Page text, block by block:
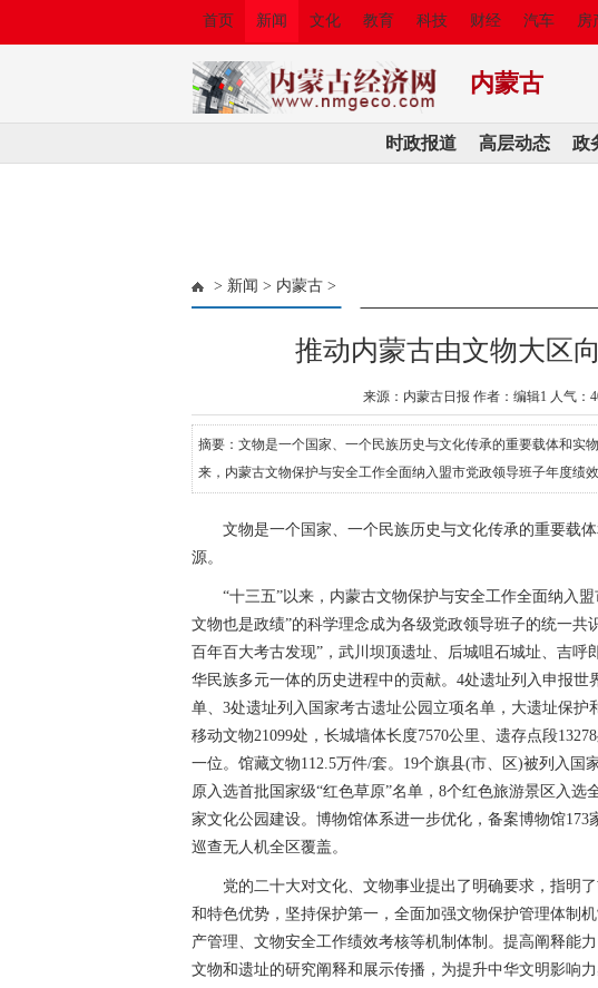
首页 新闻 文化 教育 科技 财经 汽车 房
内蒙古
时政报道 高层动态 政
> 新闻 > 内蒙古 >
推动内蒙古由文物大区
来源：内蒙古日报 作者：编辑1 人气：
摘要：文物是一个国家、一个民族历史与文化传承的重要载体和实
来，内蒙古文物保护与安全工作全面纳入盟市党政领导班子年度绩
文物是一个国家、一个民族历史与文化传承的重要载体
源。
“十三五”以来，内蒙古文物保护与安全工作全面纳入盟
文物也是政绩”的科学理念成为各级党政领导班子的统一共
百年百大考古发现”，武川坝顶遗址、后城咀石城址、吉呼
华民族多元一体的历史进程中的贡献。4处遗址列入申报
单、3处遗址列入国家考古遗址公园立项名单，大遗址保
移动文物21099处，长城墙体长度7570公里、遗存点段
一位。馆藏文物112.5万件/套。19个旗县(市、区)被列入国
原入选首批国家级“红色草原”名单，8个红色旅游景区入
家文化公园建设。博物馆体系进一步优化，备案博物馆
巡查无人机全区覆盖。
党的二十大对文化、文物事业提出了明确要求，指明了
和特色优势，坚持保护第一，全面加强文物保护管理体制
产管理、文物安全工作绩效考核等机制体制。提高阐释能
文物和遗址的研究阐释和展示传播，为提升中华文明影响